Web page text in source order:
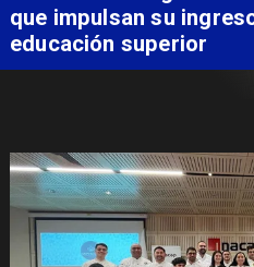
como alternativa a Los
Libertadores